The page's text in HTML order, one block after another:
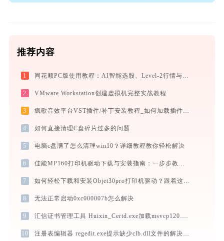
推荐内容
1 同花顺PC版使用教程：AI智能选股、Level-2行情与极速交易一站式炒股指南
2 VMware Workstation创建虚拟机完整实战教程
3 疯歌音效平台VST插件/补丁安装教程_如何加载插件效果包
4 如何直接清理C盘碎片过多的问题
5 电脑c盘满了怎么清理win10？详细教程教你轻松解决
6 佳能MP160打印机驱动下载与安装指南：一步步教您操作
7 如何轻松下载和安装Objet30pro打印机驱动？跟着这篇指南走
8 无法正常启动0xc000007b怎么解决
9 汇信证书管理工具 Huixin_Certd.exe加载msvcp120.dll文件丢失处理办法
10 注册表编辑器 regedit.exe提示缺少clb.dll文件的解决办法